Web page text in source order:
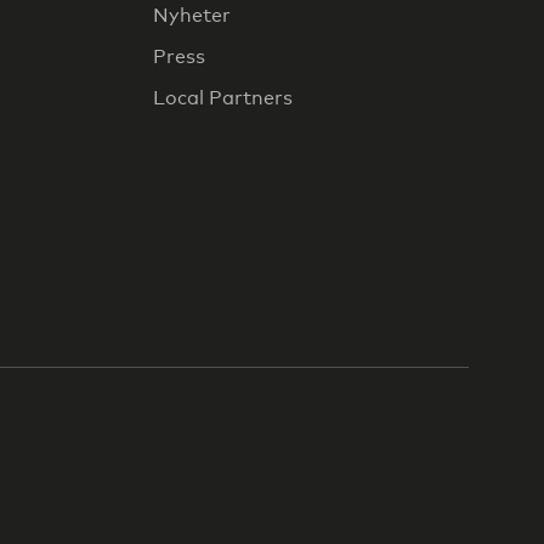
Nyheter
Press
Local Partners